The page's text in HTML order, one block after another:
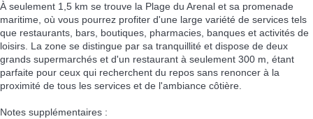
À seulement 1,5 km se trouve la Plage du Arenal et sa promenade
maritime, où vous pourrez profiter d'une large variété de services tels
que restaurants, bars, boutiques, pharmacies, banques et activités de
loisirs. La zone se distingue par sa tranquillité et dispose de deux
grands supermarchés et d'un restaurant à seulement 300 m, étant
parfaite pour ceux qui recherchent du repos sans renoncer à la
proximité de tous les services et de l'ambiance côtière.
Notes supplémentaires :